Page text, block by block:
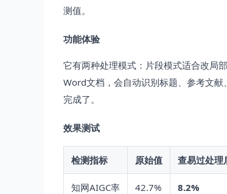
测值。
功能体验
它有两种处理模式：片段模式适合改局
Word文档，会自动识别标题、参考文
完成了。
效果测试
检测指标 原始值 查易过处理
知网AIGC率 42.7% 8.2%